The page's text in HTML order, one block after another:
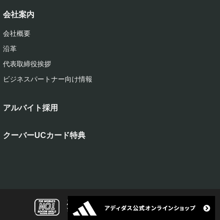
会社案内
会社概要
沿革
代表取締役挨拶
ビジネスパートナー向け情報
アルバイト採用
クーバーUCカード特典